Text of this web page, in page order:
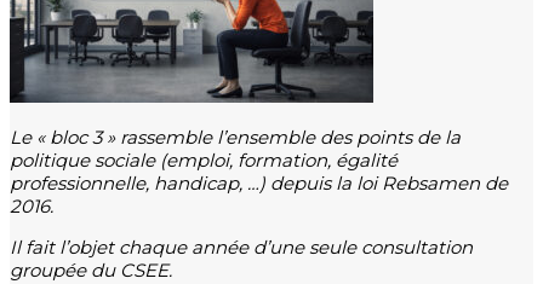
Le « bloc 3 » rassemble l’ensemble des points de la
politique sociale (emploi, formation, égalité
professionnelle, handicap, …) depuis la loi Rebsamen de
2016.
Il fait l’objet chaque année d’une seule consultation
groupée du CSEE.